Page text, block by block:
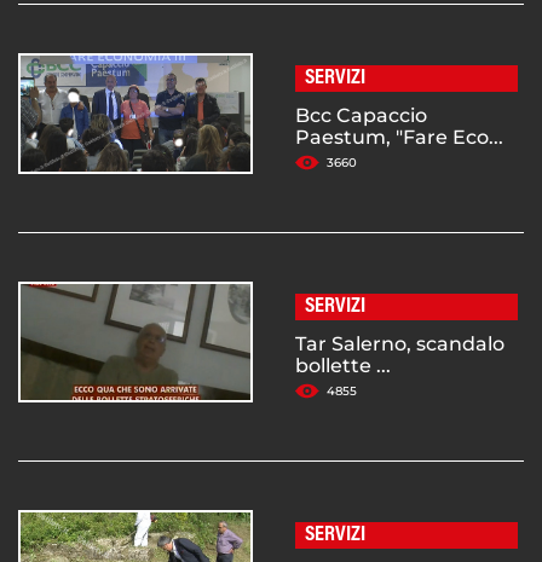
SERVIZI
Bcc Capaccio
Paestum, "Fare Eco...
3660
SERVIZI
Tar Salerno, scandalo
bollette ...
4855
SERVIZI